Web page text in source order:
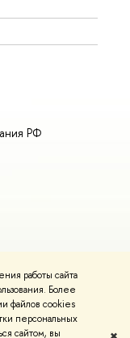
работы сайта
Более
файлов cookies
персональных
сайтом, вы
РФ